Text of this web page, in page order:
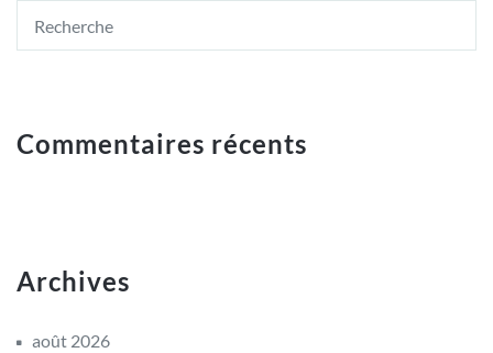
Commentaires récents
Archives
août 2026